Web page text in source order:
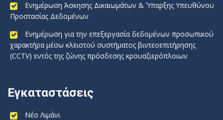
Ενημέρωση Άσκησης Δικαιωμάτων & Ύπαρξης Υπευθύνου
Προστασίας Δεδομένων
Ενημέρωση για την επεξεργασία δεδομένων προσωπικού
χαρακτήρα μέσω κλειστού συστήματος βιντεοεπιτήρησης
(CCTV) εντός της ζώνης πρόσδεσης κρουαζιερόπλοιων
Εγκαταστάσεις
Νέο Λιμάνι